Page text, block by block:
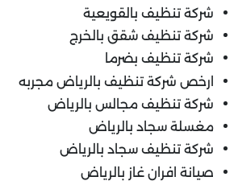
شركة تنظيف بالقويعية
شركة تنظيف شقق بالخرج
شركة تنظيف بضرما
ارخص شركة تنظيف بالرياض مجربه
شركة تنظيف مجالس بالرياض
مغسلة سجاد بالرياض
شركة تنظيف سجاد بالرياض
صيانة افران غاز بالرياض